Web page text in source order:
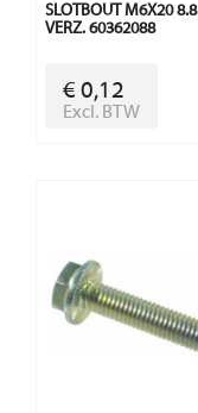
SLOTBOUT M6X20 8.8
VERZ. 60362088
€ 0,12
Excl. BTW